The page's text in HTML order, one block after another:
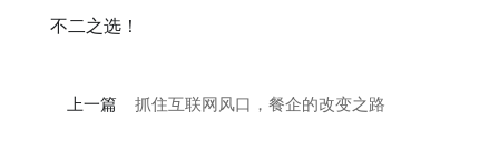
不二之选！
上一篇 抓住互联网风口，餐企的改变之路